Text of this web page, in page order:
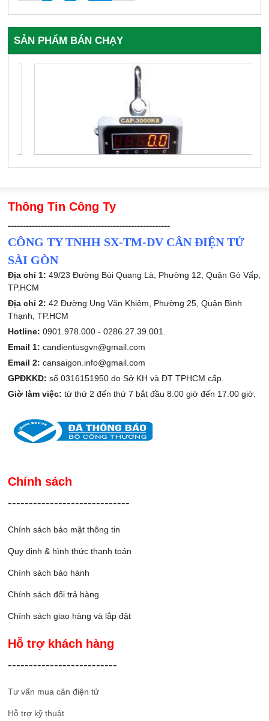
SẢN PHẨM BÁN CHẠY
Thông Tin Công Ty
------------------------------------------------------
CÔNG TY TNHH SX-TM-DV CÂN ĐIỆN TỬ
SÀI GÒN
Địa chỉ 1: 49/23 Đường Bùi Quang Là, Phường 12, Quận Gò Vấp,
TP.HCM
Địa chỉ 2:42 Đường Ung Văn Khiêm, Phường 25, Quận Bình
Thạnh, TP.HCM
Hotline: 0901.978.000 -0286.27.39.001.
Email 1: candientusgvn@gmail.com
Email 2: cansaigon.info@gmail.com
GPĐKKD: số 0316151950 do Sở KH và ĐT TPHCM cấp.
Giờ làm việc: từ thứ 2 đến thứ 7 bắt đầu 8.00 giờ đến 17.00 giờ.
Chính sách
-----------------------------
Chính sách bảo mật thông tin
Quy định & hình thức thanh toán
Chính sách bảo hành
Chính sách đổi trả hàng
Chính sách giao hàng và lắp đặt
Hỗ trợ khách hàng
--------------------------
Tư vấn mua cân điện tử
Hỗ trợ kỹ thuật